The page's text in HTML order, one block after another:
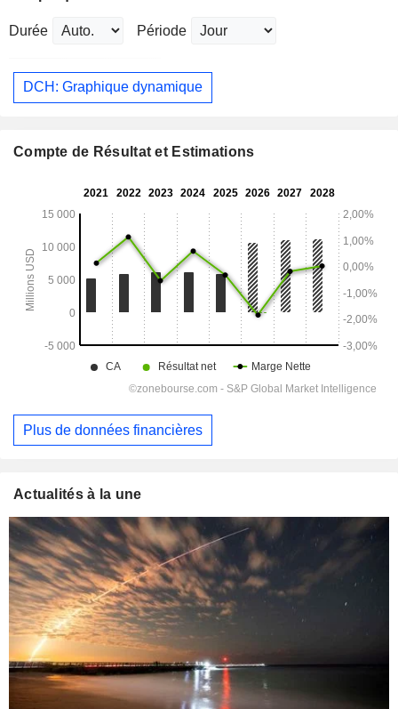
Durée Période
DCH: Graphique dynamique
Compte de Résultat et Estimations
Plus de données financières
Actualités à la une